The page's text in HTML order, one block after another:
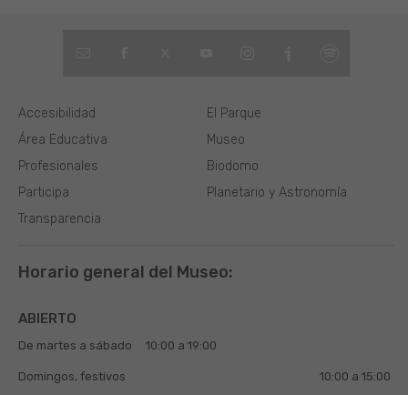
El Parque
Museo
Biodomo
Planetario y Astronomía
Área Educativa
Profesionales
Participa
Transparencia
Accesibilidad
Horario general del Museo:
ABIERTO
De martes a sábado 10:00 a 19:00
Domingos, festivos 10:00 a 15:00